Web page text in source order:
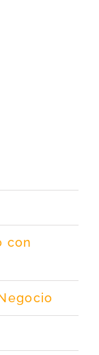
con